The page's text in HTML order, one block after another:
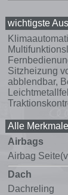
wichtigste
Sitzheizung
abblendbar,
Alle Merkmale
Airbags
Airbag
Dach
Dachreling